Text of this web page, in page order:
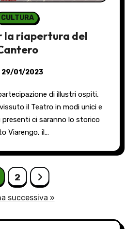
CULTURA
la riapertura del
29/01/2023
il Teatro in modi unici e
presenti ci saranno lo storico
Viarengo, il…
2
successiva »